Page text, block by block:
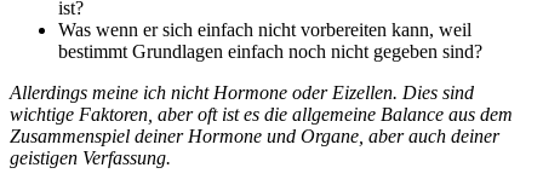
ist?
Was wenn er sich einfach nicht vorbereiten kann, weil
bestimmt Grundlagen einfach noch nicht gegeben sind?
Allerdings meine ich nicht Hormone oder Eizellen. Dies sind
wichtige Faktoren, aber oft ist es die allgemeine Balance aus dem
Zusammenspiel deiner Hormone und Organe, aber auch deiner
geistigen Verfassung.